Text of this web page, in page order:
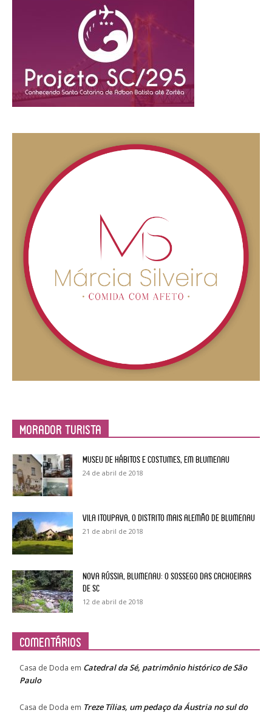
Morador Turista
Museu de Hábitos e Costumes, em Blumenau
24 de abril de 2018
Vila Itoupava, o Distrito mais alemão de Blumenau
21 de abril de 2018
Nova Rússia, Blumenau: o sossego das cachoeiras
de SC
12 de abril de 2018
Comentários
Casa de Doda em Catedral da Sé, patrimônio histórico de São
Paulo
Casa de Doda em Treze Tílias, um pedaço da Áustria no sul do